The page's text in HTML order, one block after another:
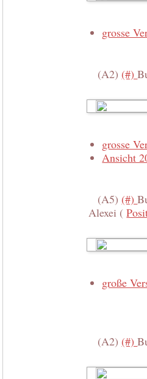
grosse
(A2) (#)
grosse
Ansicht
(A5) (#)
Alexei (
große
(A2) (#)